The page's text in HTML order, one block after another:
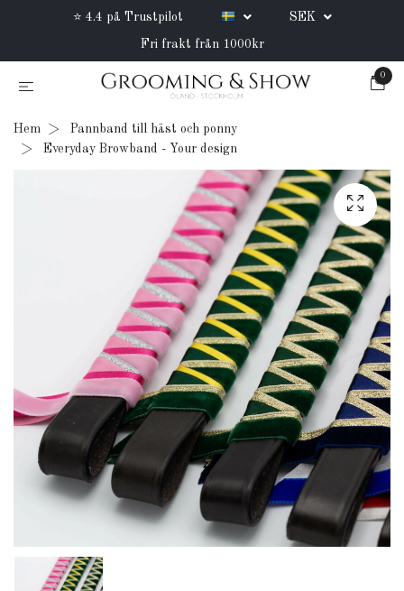
⭐ 4.4 på Trustpilot SEK
Fri frakt från 1000kr
0
Hem
Pannband till häst och ponny
Everyday Browband - Your design